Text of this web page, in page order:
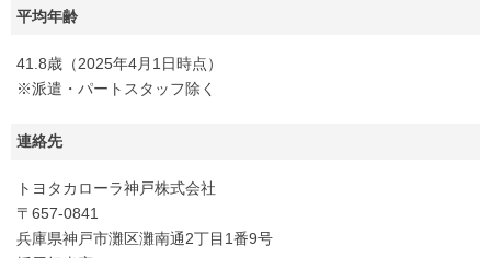
平均年齢
41.8歳（2025年4月1日時点）
※派遣・パートスタッフ除く
連絡先
トヨタカローラ神戸株式会社
〒657-0841
兵庫県神戸市灘区灘南通2丁目1番9号